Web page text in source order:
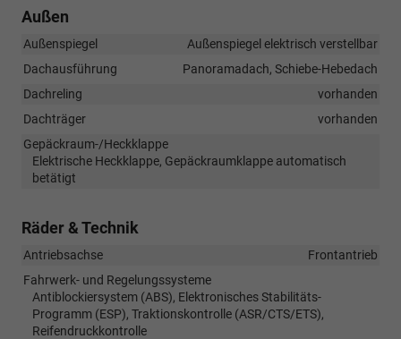
Außen
Außenspiegel
Außenspiegel elektrisch verstellbar
Dachausführung
Panoramadach, Schiebe-Hebedach
Dachreling
vorhanden
Dachträger
vorhanden
Gepäckraum-/Heckklappe
Elektrische Heckklappe, Gepäckraumklappe automatisch
betätigt
Räder & Technik
Antriebsachse
Frontantrieb
Fahrwerk- und Regelungssysteme
Antiblockiersystem (ABS), Elektronisches Stabilitäts-
Programm (ESP), Traktionskontrolle (ASR/CTS/ETS),
Reifendruckkontrolle